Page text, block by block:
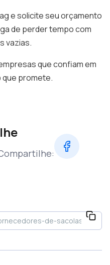
e solicite seu orçamento
de perder tempo com
vazias.
que confiam em
que promete.